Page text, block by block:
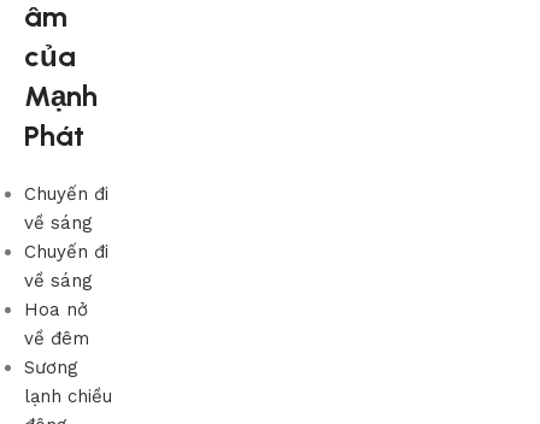
âm
của
Mạnh
Phát
Chuyến đi
về sáng
Chuyến đi
về sáng
Hoa nở
về đêm
Sương
lạnh chiều